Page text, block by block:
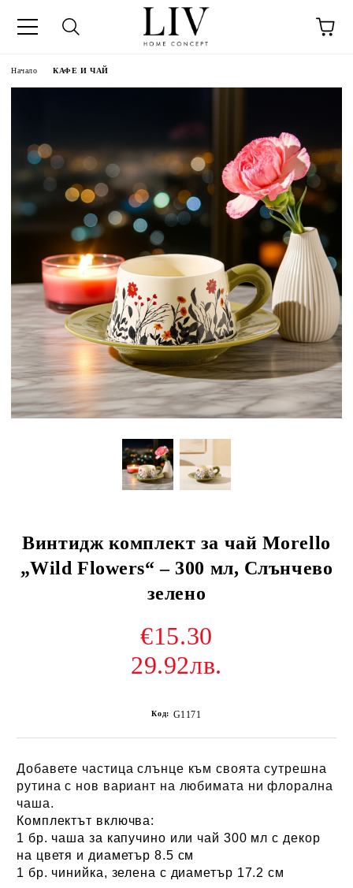
Начало КАФЕ И ЧАЙ
Винтидж комплект за чай Morello
„Wild Flowers“ – 300 мл, Слънчево
зелено
€15.30
29.92лв.
Код: G1171
Добавете частица слънце към своята сутрешна
рутина с нов вариант на любимата ни флорална
чаша.
Комплектът включва:
1 бр. чаша за капучино или чай 300 мл с декор
на цветя и диаметър 8.5 см
1 бр. чинийка, зелена с диаметър 17.2 см